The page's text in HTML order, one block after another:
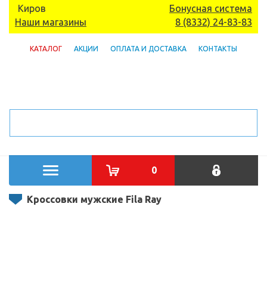
Киров
Наши магазины
Бонусная система
8 (8332) 24-83-83
КАТАЛОГ АКЦИИ ОПЛАТА И ДОСТАВКА КОНТАКТЫ
0
Кроссовки мужские Fila Ray